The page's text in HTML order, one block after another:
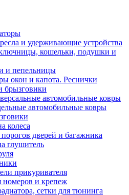
и удерживающие устройства
кошельки, подушки и
и пепельницы
окон и капота. Реснички
брызговики
автомобильные ковры
автомобильные ковры
колеса
дверей и багажника
глушитель
прикуривателя
номеров и крепеж
сетки для тюнинга